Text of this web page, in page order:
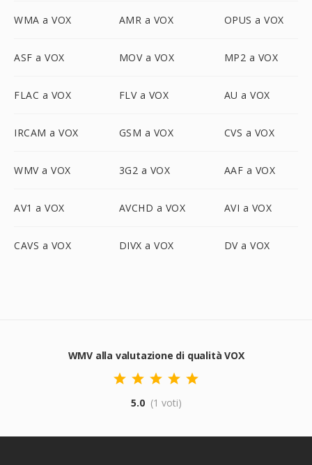
WMA a VOX AMR a VOX OPUS a VOX
ASF a VOX MOV a VOX MP2 a VOX
FLAC a VOX FLV a VOX AU a VOX
IRCAM a VOX GSM a VOX CVS a VOX
WMV a VOX 3G2 a VOX AAF a VOX
AV1 a VOX AVCHD a VOX AVI a VOX
CAVS a VOX DIVX a VOX DV a VOX
WMV alla valutazione di qualità VOX
5.0 (1 voti)